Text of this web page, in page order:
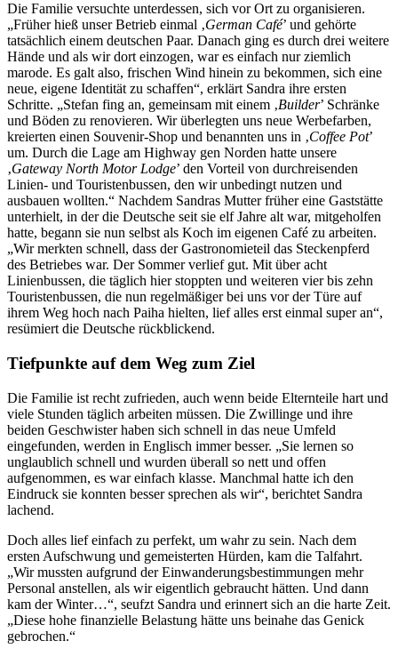
Die Familie versuchte unterdessen, sich vor Ort zu organisieren.
„Früher hieß unser Betrieb einmal ‚German Café’ und gehörte
tatsächlich einem deutschen Paar. Danach ging es durch drei weitere
Hände und als wir dort einzogen, war es einfach nur ziemlich
marode. Es galt also, frischen Wind hinein zu bekommen, sich eine
neue, eigene Identität zu schaffen“, erklärt Sandra ihre ersten
Schritte. „Stefan fing an, gemeinsam mit einem ‚Builder’ Schränke
und Böden zu renovieren. Wir überlegten uns neue Werbefarben,
kreierten einen Souvenir-Shop und benannten uns in ‚Coffee Pot’
um. Durch die Lage am Highway gen Norden hatte unsere
‚Gateway North Motor Lodge’ den Vorteil von durchreisenden
Linien- und Touristenbussen, den wir unbedingt nutzen und
ausbauen wollten.“ Nachdem Sandras Mutter früher eine Gaststätte
unterhielt, in der die Deutsche seit sie elf Jahre alt war, mitgeholfen
hatte, begann sie nun selbst als Koch im eigenen Café zu arbeiten.
„Wir merkten schnell, dass der Gastronomieteil das Steckenpferd
des Betriebes war. Der Sommer verlief gut. Mit über acht
Linienbussen, die täglich hier stoppten und weiteren vier bis zehn
Touristenbussen, die nun regelmäßiger bei uns vor der Türe auf
ihrem Weg hoch nach Paiha hielten, lief alles erst einmal super an“,
resümiert die Deutsche rückblickend.
Tiefpunkte auf dem Weg zum Ziel
Die Familie ist recht zufrieden, auch wenn beide Elternteile hart und
viele Stunden täglich arbeiten müssen. Die Zwillinge und ihre
beiden Geschwister haben sich schnell in das neue Umfeld
eingefunden, werden in Englisch immer besser. „Sie lernen so
unglaublich schnell und wurden überall so nett und offen
aufgenommen, es war einfach klasse. Manchmal hatte ich den
Eindruck sie konnten besser sprechen als wir“, berichtet Sandra
lachend.
Doch alles lief einfach zu perfekt, um wahr zu sein. Nach dem
ersten Aufschwung und gemeisterten Hürden, kam die Talfahrt.
„Wir mussten aufgrund der Einwanderungsbestimmungen mehr
Personal anstellen, als wir eigentlich gebraucht hätten. Und dann
kam der Winter…“, seufzt Sandra und erinnert sich an die harte Zeit.
„Diese hohe finanzielle Belastung hätte uns beinahe das Genick
gebrochen.“